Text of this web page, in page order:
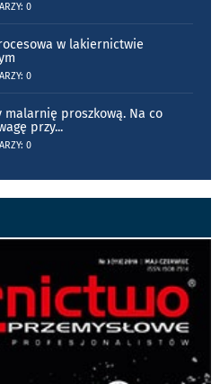
0
w lakiernictwie
0
malarnię proszkową. Na co
przy...
0